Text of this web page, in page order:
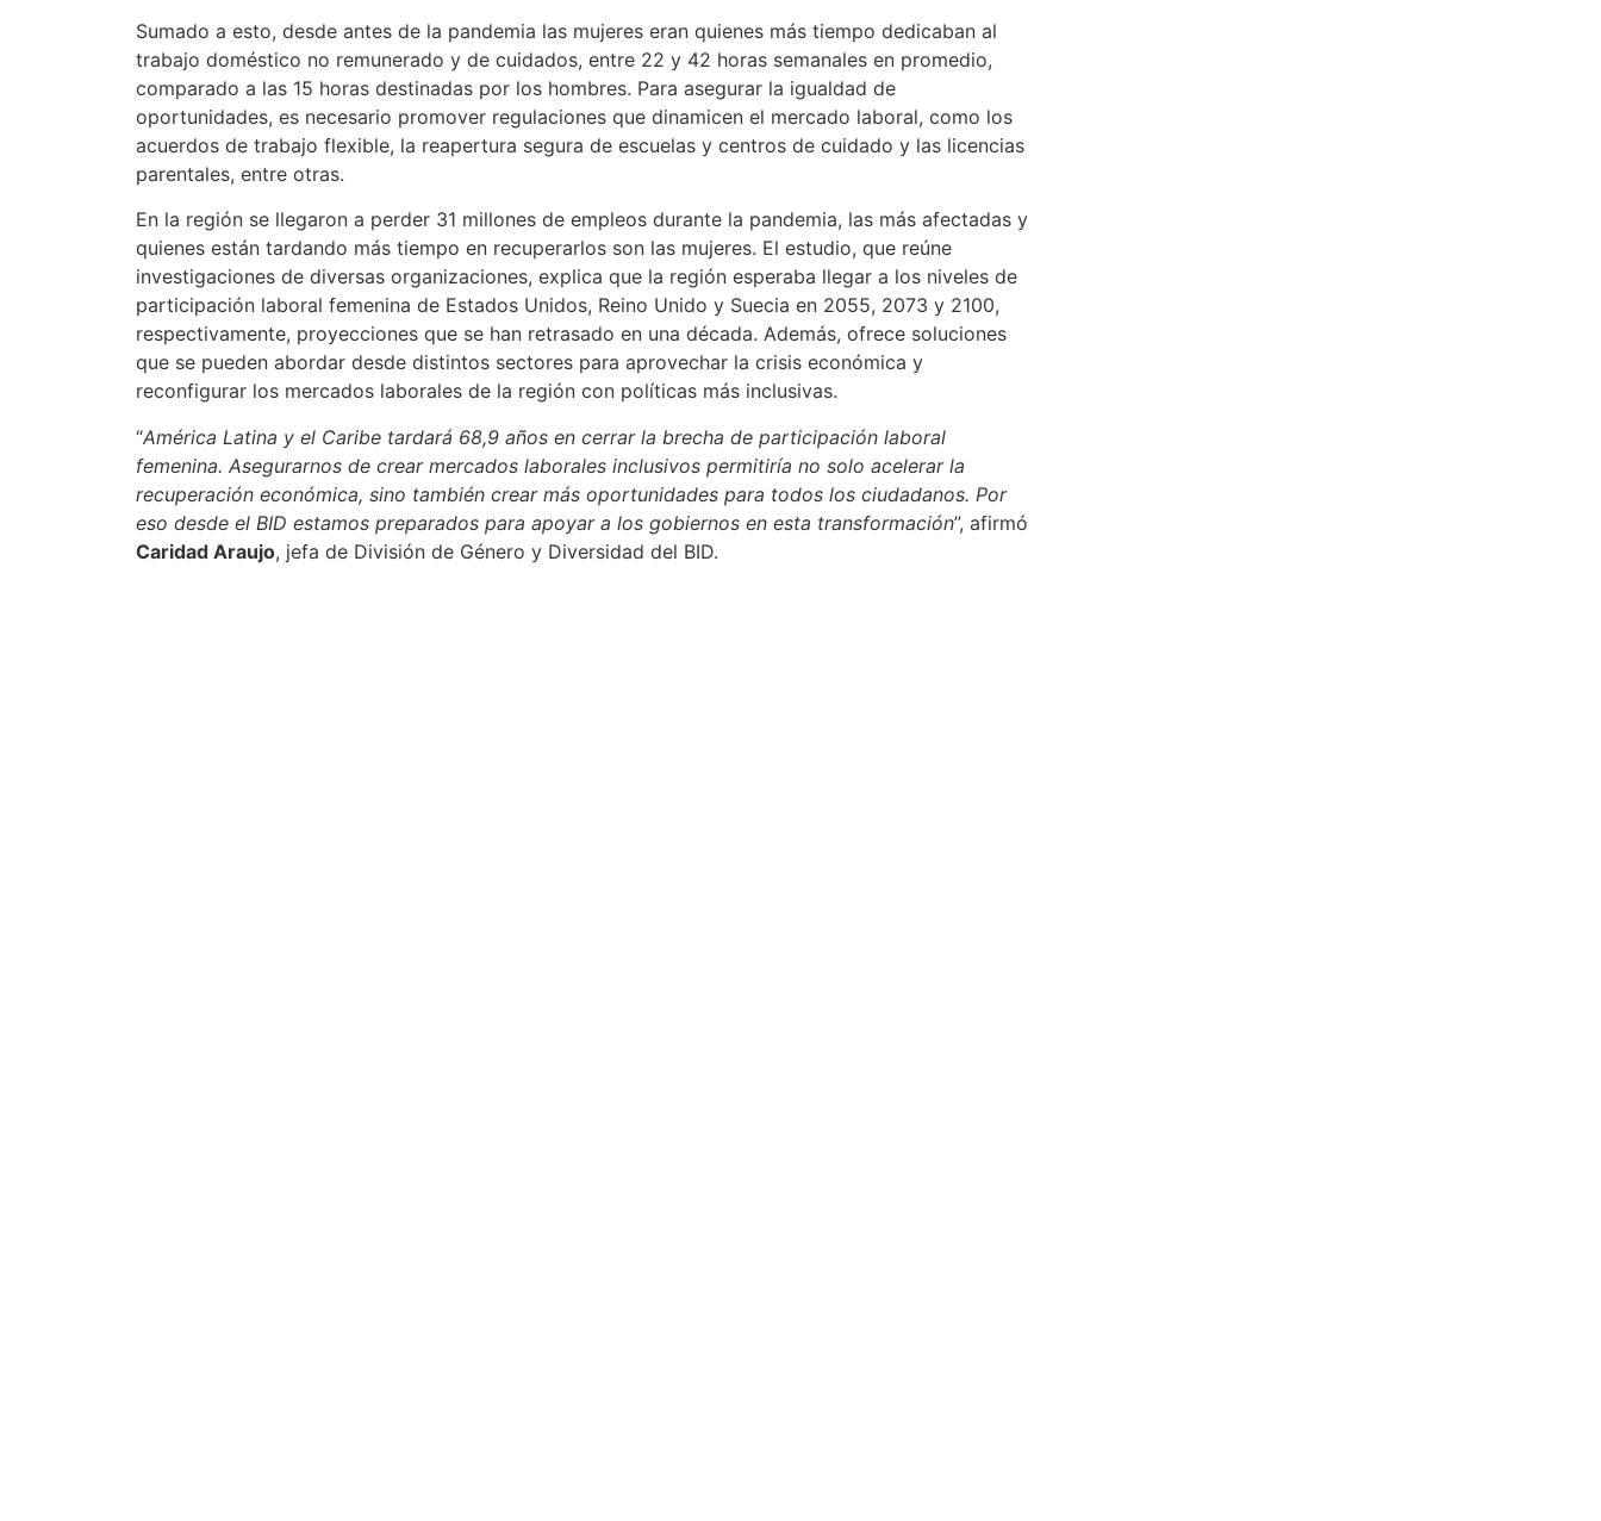
Sumado a esto, desde antes de la pandemia las mujeres eran quienes más tiempo dedicaban al
trabajo doméstico no remunerado y de cuidados, entre 22 y 42 horas semanales en promedio,
comparado a las 15 horas destinadas por los hombres. Para asegurar la igualdad de
oportunidades, es necesario promover regulaciones que dinamicen el mercado laboral, como los
acuerdos de trabajo flexible, la reapertura segura de escuelas y centros de cuidado y las licencias
parentales, entre otras.
En la región se llegaron a perder 31 millones de empleos durante la pandemia, las más afectadas y
quienes están tardando más tiempo en recuperarlos son las mujeres. El estudio, que reúne
investigaciones de diversas organizaciones, explica que la región esperaba llegar a los niveles de
participación laboral femenina de Estados Unidos, Reino Unido y Suecia en 2055, 2073 y 2100,
respectivamente, proyecciones que se han retrasado en una década. Además, ofrece soluciones
que se pueden abordar desde distintos sectores para aprovechar la crisis económica y
reconfigurar los mercados laborales de la región con políticas más inclusivas.
“América Latina y el Caribe tardará 68,9 años en cerrar la brecha de participación laboral
femenina. Asegurarnos de crear mercados laborales inclusivos permitiría no solo acelerar la
recuperación económica, sino también crear más oportunidades para todos los ciudadanos. Por
eso desde el BID estamos preparados para apoyar a los gobiernos en esta transformación”, afirmó
Caridad Araujo, jefa de División de Género y Diversidad del BID.